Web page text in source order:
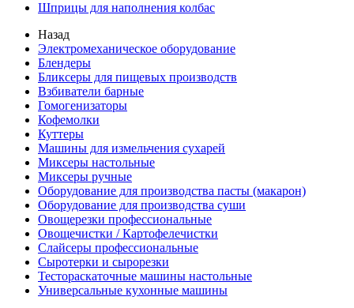
Шприцы для наполнения колбас
Назад
Электромеханическое оборудование
Блендеры
Бликсеры для пищевых производств
Взбиватели барные
Гомогенизаторы
Кофемолки
Куттеры
Машины для измельчения сухарей
Миксеры настольные
Миксеры ручные
Оборудование для производства пасты (макарон)
Оборудование для производства суши
Овощерезки профессиональные
Овощечистки / Картофелечистки
Слайсеры профессиональные
Сыротерки и сырорезки
Тестораскаточные машины настольные
Универсальные кухонные машины